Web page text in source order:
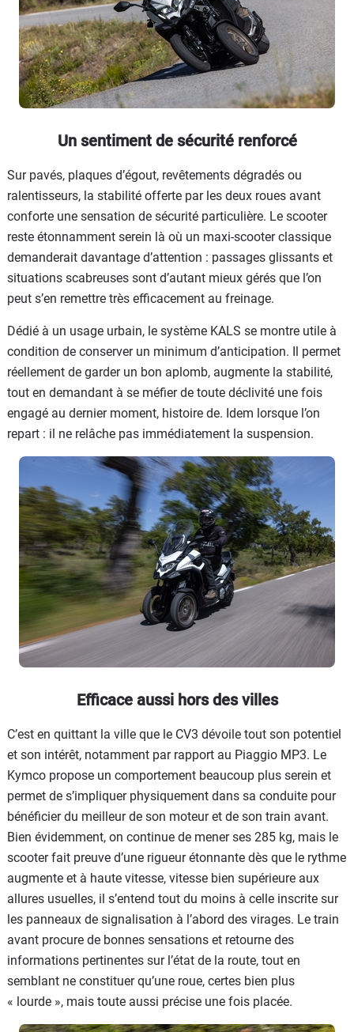
Un sentiment de sécurité renforcé
Sur pavés, plaques d’égout, revêtements dégradés ou
ralentisseurs, la stabilité offerte par les deux roues avant
conforte une sensation de sécurité particulière. Le scooter
reste étonnamment serein là où un maxi-scooter classique
demanderait davantage d’attention : passages glissants et
situations scabreuses sont d’autant mieux gérés que l’on
peut s’en remettre très efficacement au freinage.
Dédié à un usage urbain, le système KALS se montre utile à
condition de conserver un minimum d’anticipation. Il permet
réellement de garder un bon aplomb, augmente la stabilité,
tout en demandant à se méfier de toute déclivité une fois
engagé au dernier moment, histoire de. Idem lorsque l’on
repart : il ne relâche pas immédiatement la suspension.
Efficace aussi hors des villes
C’est en quittant la ville que le CV3 dévoile tout son potentiel
et son intérêt, notamment par rapport au Piaggio MP3. Le
Kymco propose un comportement beaucoup plus serein et
permet de s’impliquer physiquement dans sa conduite pour
bénéficier du meilleur de son moteur et de son train avant.
Bien évidemment, on continue de mener ses 285 kg, mais le
scooter fait preuve d’une rigueur étonnante dès que le rythme
augmente et à haute vitesse, vitesse bien supérieure aux
allures usuelles, il s’entend tout du moins à celle inscrite sur
les panneaux de signalisation à l’abord des virages. Le train
avant procure de bonnes sensations et retourne des
informations pertinentes sur l’état de la route, tout en
semblant ne constituer qu’une roue, certes bien plus
« lourde », mais toute aussi précise une fois placée.